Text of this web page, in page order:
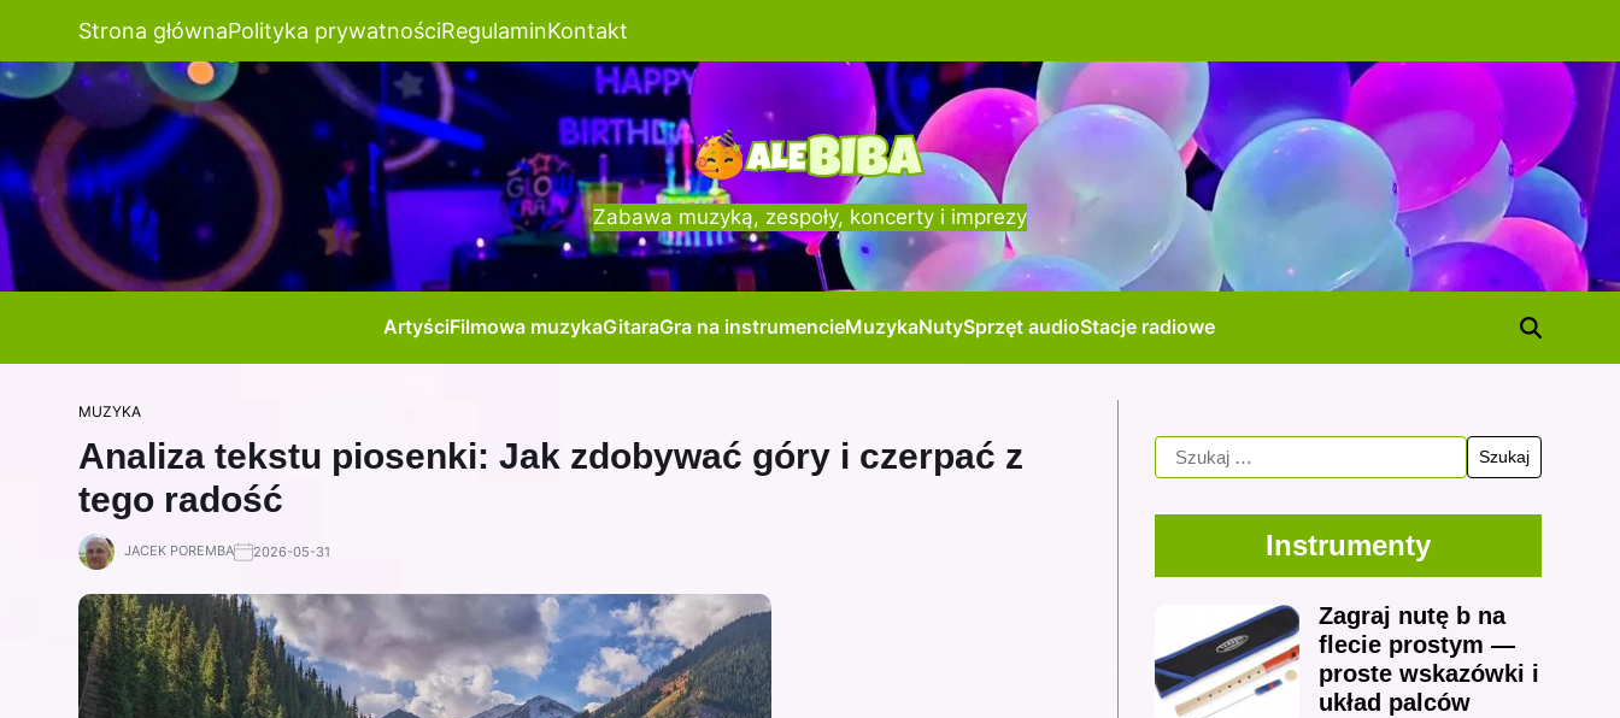
Strona głównaPolityka prywatnościRegulaminKontakt
Zabawa muzyką, zespoły, koncerty i imprezy
ArtyściFilmowa muzykaGitaraGra na instrumencieMuzykaNutySprzęt audioStacje radiowe
MUZYKA
Analiza tekstu piosenki: Jak zdobywać góry i czerpać z
tego radość
JACEK POREMBA 2026-05-31 Instrumenty
Zagraj nutę b na
flecie prostym —
proste wskazówki i
układ palców